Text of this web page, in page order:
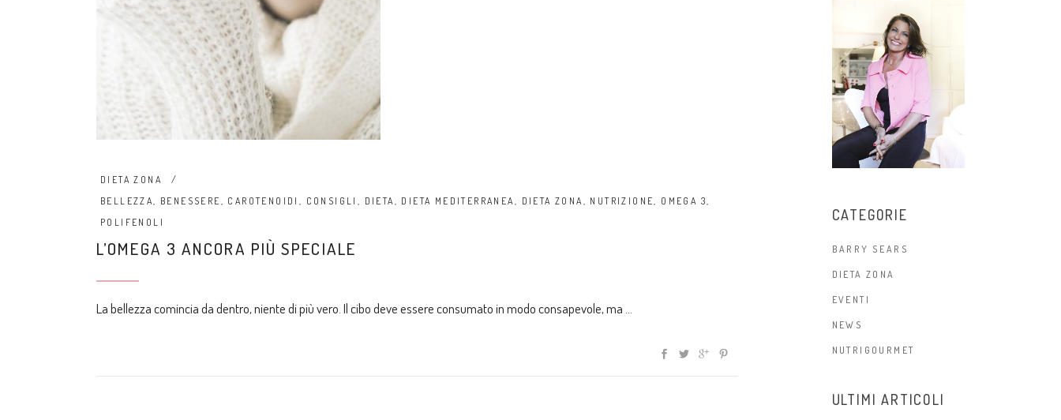
DIETA ZONA
BELLEZZA, BENESSERE , CAROTENOIDI , CONSIGLI , DIETA, DIETA MEDITERRANEA, DIETA ZONA, NUTRIZIONE, OMEGA 3,
POLIFENOLI
L’OMEGA 3 ANCORA PIÙ SPECIALE
La bellezza comincia da dentro, niente di più vero. Il cibo deve essere consumato in modo consapevole, ma
CATEGORIE
BARRY SEARS
DIETA ZONA
EVENTI
NEWS
NUTRIGOURMET
ULTIMI ARTICOLI